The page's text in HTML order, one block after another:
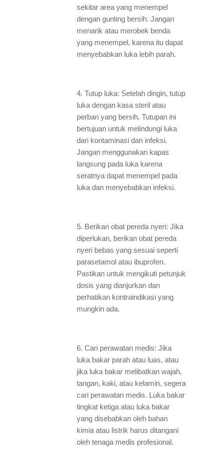
sekitar area yang menempel
dengan gunting bersih. Jangan
menarik atau merobek benda
yang menempel, karena itu dapat
menyebabkan luka lebih parah.
4. Tutup luka: Setelah dingin, tutup
luka dengan kasa steril atau
perban yang bersih. Tutupan ini
bertujuan untuk melindungi luka
dari kontaminasi dan infeksi.
Jangan menggunakan kapas
langsung pada luka karena
seratnya dapat menempel pada
luka dan menyebabkan infeksi.
5. Berikan obat pereda nyeri: Jika
diperlukan, berikan obat pereda
nyeri bebas yang sesuai seperti
parasetamol atau ibuprofen.
Pastikan untuk mengikuti petunjuk
dosis yang dianjurkan dan
perhatikan kontraindikasi yang
mungkin ada.
6. Cari perawatan medis: Jika
luka bakar parah atau luas, atau
jika luka bakar melibatkan wajah,
tangan, kaki, atau kelamin, segera
cari perawatan medis. Luka bakar
tingkat ketiga atau luka bakar
yang disebabkan oleh bahan
kimia atau listrik harus ditangani
oleh tenaga medis profesional.